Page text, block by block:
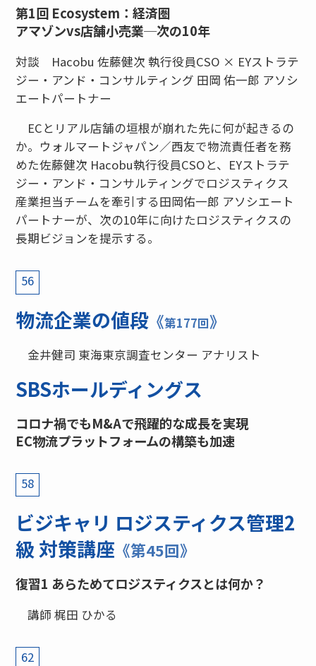
第1回 Ecosystem：経済圏
アマゾンvs店舗小売業─次の10年
対談 Hacobu 佐藤健次 執行役員CSO × EYストラテ
ジー・アンド・コンサルティング 田岡 佑一郎 アソシ
エートパートナー
ECとリアル店舗の垣根が崩れた先に何が起きるの
か。ウォルマートジャパン／西友で物流責任者を務
めた佐藤健次 Hacobu執行役員CSOと、EYストラテ
ジー・アンド・コンサルティングでロジスティクス
産業担当チームを牽引する田岡佑一郎 アソシエート
パートナーが、次の10年に向けたロジスティクスの
長期ビジョンを提示する。
56
物流企業の値段 《第177回》
金井健司 東海東京調査センター アナリスト
SBSホールディングス
コロナ禍でもM&Aで飛躍的な成長を実現
EC物流プラットフォームの構築も加速
58
ビジキャリ ロジスティクス管理2
級 対策講座 《第45回》
復習1 あらためてロジスティクスとは何か？
講師 梶田 ひかる
62